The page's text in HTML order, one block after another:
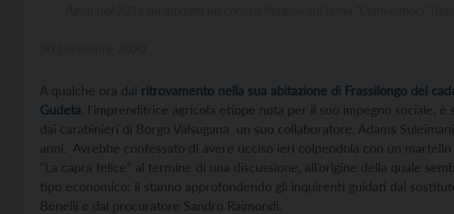
A qualche ora dal ritrovamento nella sua abitazione di Frassilongo del
Gudeta , l’imprenditrice agricola etiope nota per il suo impegno sociale,
dai carabinieri di Borgo Valsugana un suo collaboratore, Adams
anni. Avrebbe confessato di avere ucciso ieri colpendola con un martello
“La capra felice” al termine di una discussione, all’origine della quale
tipo economico: li stanno approfondendo gli inquirenti guidati dal
Benelli e dal procuratore Sandro Raimondi.